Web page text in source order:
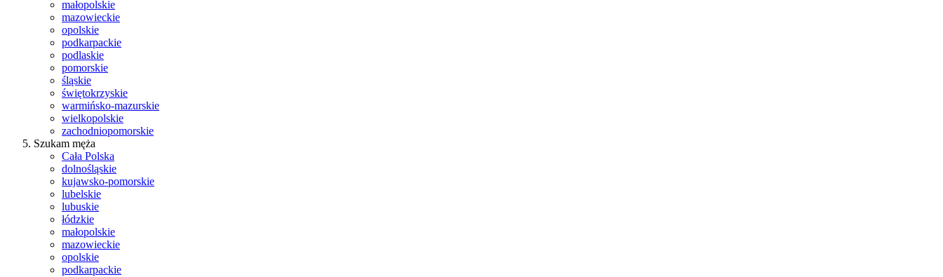
małopolskie
mazowieckie
opolskie
podkarpackie
podlaskie
pomorskie
śląskie
świętokrzyskie
warmińsko-mazurskie
wielkopolskie
zachodniopomorskie
Szukam męża
Cała Polska
dolnośląskie
kujawsko-pomorskie
lubelskie
lubuskie
łódzkie
małopolskie
mazowieckie
opolskie
podkarpackie